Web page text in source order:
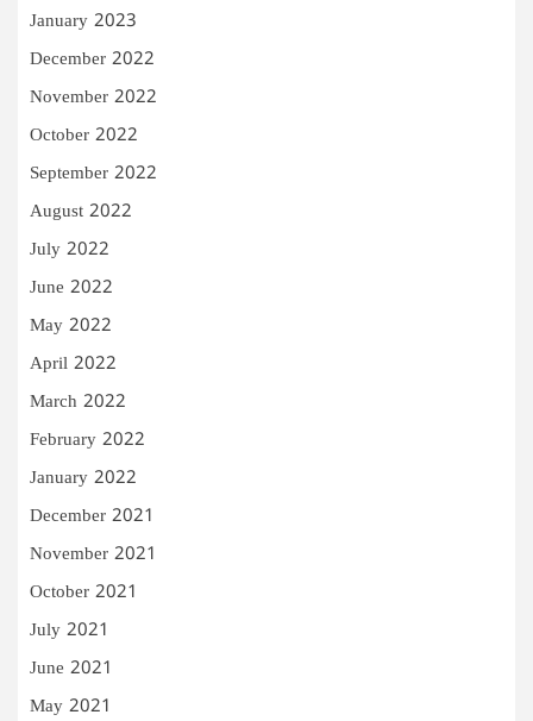
January 2023
December 2022
November 2022
October 2022
September 2022
August 2022
July 2022
June 2022
May 2022
April 2022
March 2022
February 2022
January 2022
December 2021
November 2021
October 2021
July 2021
June 2021
May 2021